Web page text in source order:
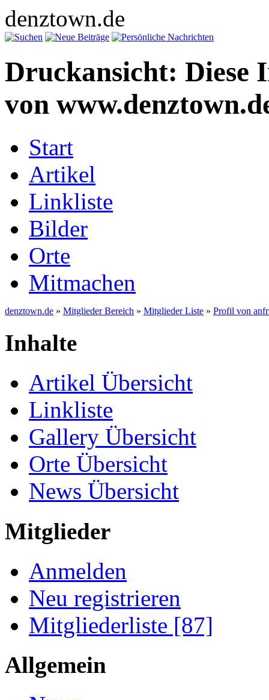
denztown.de
Druckansicht: Diese
von
Start
Artikel
Linkliste
Bilder
Orte
Mitmachen
denztown.de » Mitglieder Bereich » Mitglieder Liste » Profil von
Inhalte
Artikel Übersicht
Linkliste
Gallery Übersicht
Orte Übersicht
News Übersicht
Mitglieder
Anmelden
Neu registrieren
Mitgliederliste [87]
Allgemein